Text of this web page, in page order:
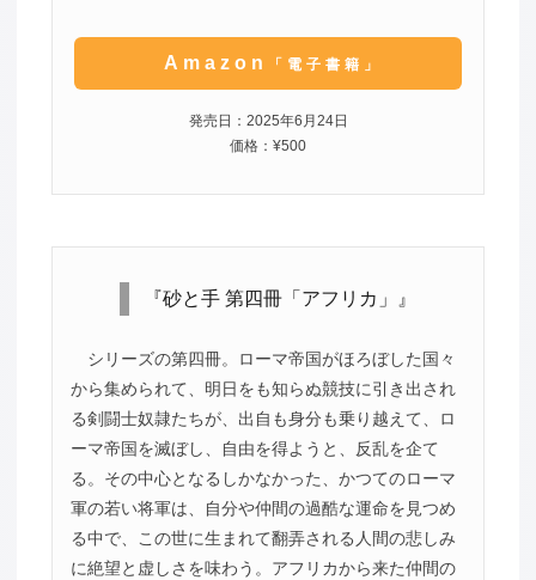
Amazon 「電子書籍」
発売日：2025年6月24日
価格：¥500
『砂と手 第四冊「アフリカ」』
シリーズの第四冊。ローマ帝国がほろぼした国々
から集められて、明日をも知らぬ競技に引き出され
る剣闘士奴隷たちが、出自も身分も乗り越えて、ロ
ーマ帝国を滅ぼし、自由を得ようと、反乱を企て
る。その中心となるしかなかった、かつてのローマ
軍の若い将軍は、自分や仲間の過酷な運命を見つめ
る中で、この世に生まれて翻弄される人間の悲しみ
に絶望と虚しさを味わう。アフリカから来た仲間の